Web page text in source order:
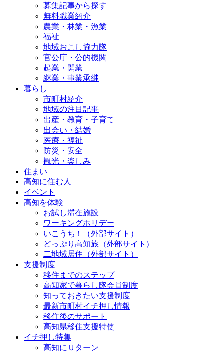
募集記事から探す
無料職業紹介
農業・林業・漁業
福祉
地域おこし協力隊
官公庁・公的機関
起業・開業
継業・事業承継
暮らし
市町村紹介
地域の注目記事
出産・教育・子育て
出会い・結婚
医療・福祉
防災・安全
観光・楽しみ
住まい
高知に住む人
イベント
高知を体験
お試し滞在施設
ワーキングホリデー
いこうち！（外部サイト）
どっぷり高知旅（外部サイト）
二地域居住（外部サイト）
支援制度
移住までのステップ
高知家で暮らし隊会員制度
知っておきたい支援制度
最新市町村イチ押し情報
移住後のサポート
高知県移住支援特使
イチ押し特集
高知にＵターン